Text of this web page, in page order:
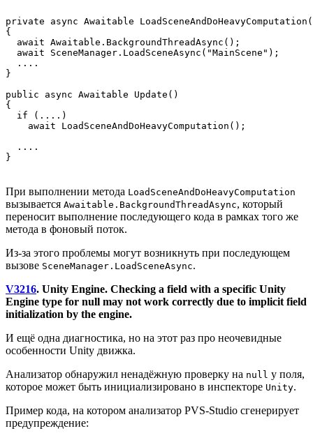
private async Awaitable
{
  await Awaitable.BackgroundThreadAsync();
  await SceneManager.LoadSceneAsync("MainScene");
  ....
}
public async Awaitable Update()
{
  if (....)
    await LoadSceneAndDoHeavyComputation();
  ....
При выполнении метода LoadSceneAndDoHeavyComputation
вызывается Awaitable.BackgroundThreadAsync, который
переносит выполнение последующего кода в рамках того же
метода в фоновый поток.
Из-за этого проблемы могут возникнуть при последующем
вызове SceneManager.LoadSceneAsync.
V3216. Unity Engine. Checking a field with a specific Unity
Engine type for null may not work correctly due to implicit field
initialization by the engine.
И ещё одна диагностика, но на этот раз про неочевидные
особенности Unity движка.
Анализатор обнаружил ненадёжную проверку на null у поля,
которое может быть инициализировано в инспекторе Unity.
Пример кода, на котором анализатор PVS-Studio сгенерирует
предупреждение: